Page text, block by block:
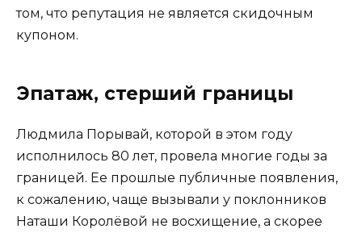
том, что репутация не является скидочным
купоном.
Эпатаж, стерший границы
Людмила Порывай, которой в этом году
исполнилось 80 лет, провела многие годы за
границей. Ее прошлые публичные появления,
к сожалению, чаще вызывали у поклонников
Наташи Королёвой не восхищение, а скорее